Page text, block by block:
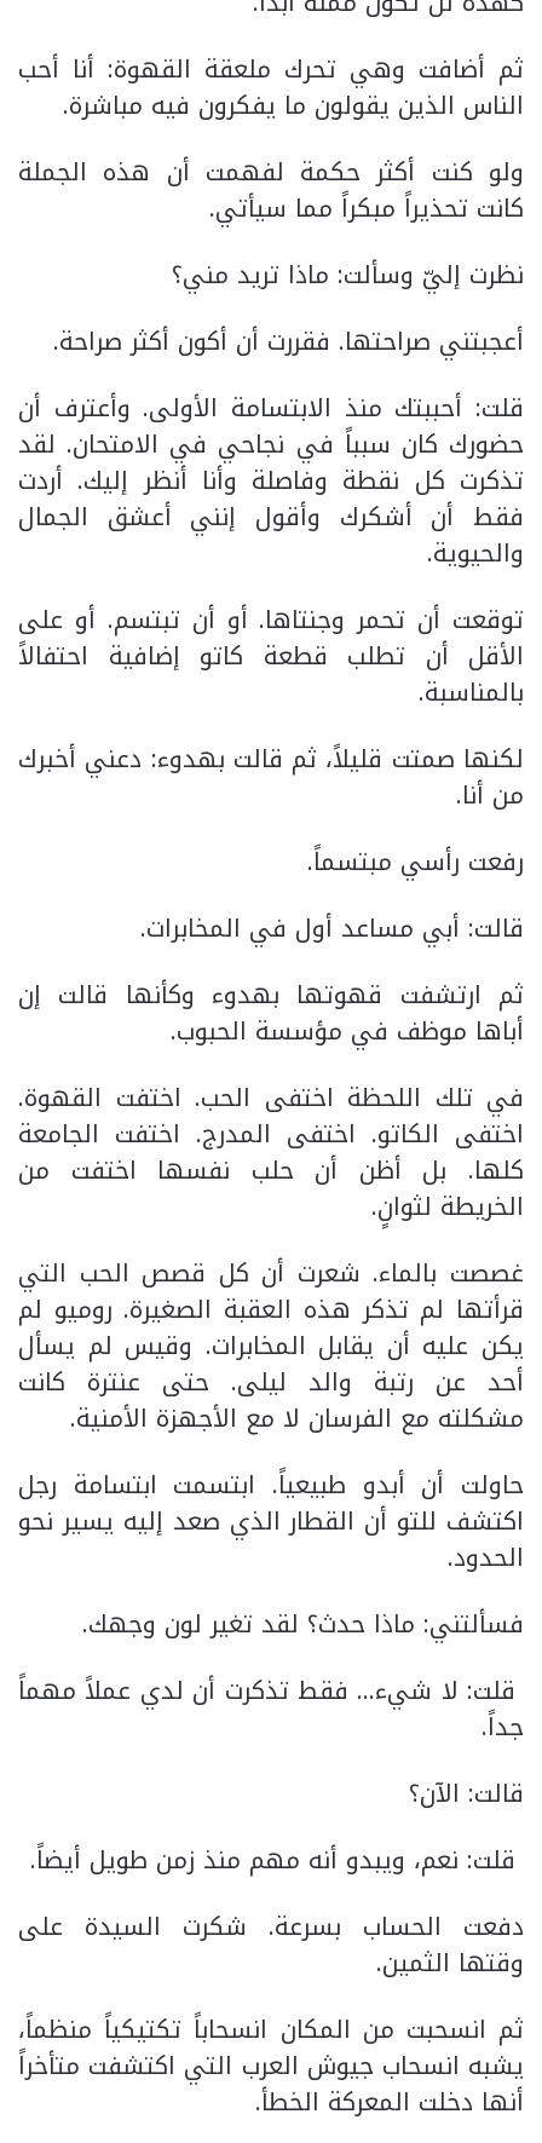
ثم أضافت وهي تحرك ملعقة القهوة: أنا أحب
الناس الذين يقولون ما يفكرون فيه مباشرة.
ولو كنت أكثر حكمة لفهمت أن هذه الجملة
كانت تحذيراً مبكراً مما سيأتي.
نظرت إليّ وسألت: ماذا تريد مني؟
أعجبتني صراحتها. فقررت أن أكون أكثر صراحة.
قلت: أحببتك منذ الابتسامة الأولى. وأعترف أن
حضورك كان سبباً في نجاحي في الامتحان. لقد
تذكرت كل نقطة وفاصلة وأنا أنظر إليك. أردت
فقط أن أشكرك وأقول إنني أعشق الجمال
والحيوية.
توقعت أن تحمر وجنتاها. أو أن تبتسم. أو على
الأقل أن تطلب قطعة كاتو إضافية احتفالاً
بالمناسبة.
لكنها صمتت قليلاً، ثم قالت بهدوء: دعني أخبرك
من أنا.
رفعت رأسي مبتسماً.
قالت: أبي مساعد أول في المخابرات.
ثم ارتشفت قهوتها بهدوء وكأنها قالت إن
أباها موظف في مؤسسة الحبوب.
في تلك اللحظة اختفى الحب. اختفت القهوة.
اختفى الكاتو. اختفى المدرج. اختفت الجامعة
كلها. بل أظن أن حلب نفسها اختفت من
الخريطة لثوانٍ.
غصصت بالماء. شعرت أن كل قصص الحب التي
قرأتها لم تذكر هذه العقبة الصغيرة. روميو لم
يكن عليه أن يقابل المخابرات. وقيس لم يسأل
أحد عن رتبة والد ليلى. حتى عنترة كانت
مشكلته مع الفرسان لا مع الأجهزة الأمنية.
حاولت أن أبدو طبيعياً. ابتسمت ابتسامة رجل
اكتشف للتو أن القطار الذي صعد إليه يسير نحو
الحدود.
فسألتني: ماذا حدث؟ لقد تغير لون وجهك.
قلت: لا شيء… فقط تذكرت أن لدي عملاً مهماً
جداً.
قالت: الآن؟
قلت: نعم، ويبدو أنه مهم منذ زمن طويل أيضاً.
دفعت الحساب بسرعة. شكرت السيدة على
وقتها الثمين.
ثم انسحبت من المكان انسحاباً تكتيكياً منظماً،
يشبه انسحاب جيوش العرب التي اكتشفت متأخراً
أنها دخلت المعركة الخطأ.